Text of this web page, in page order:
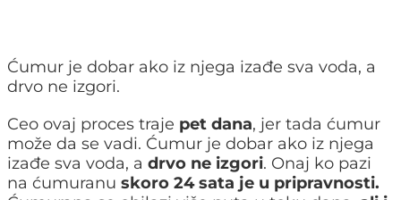
Ćumur je dobar ako iz njega izađe sva voda, a
drvo ne izgori.
Ceo ovaj proces traje pet dana, jer tada ćumur
može da se vadi. Ćumur je dobar ako iz njega
izađe sva voda, a drvo ne izgori. Onaj ko pazi
na ćumuranu skoro 24 sata je u pripravnosti.